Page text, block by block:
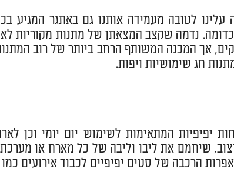
עלינו לטובה מעמידה אותנו גם באתגר
נדמה שקצב המצאתן של מתנות מקוריות
אך המכנה המשותף הרחב ביותר של רוב
חג שימושיות ויפות.
יפיפיות המתאימות לשימוש יום יומי וכן
שיחמם את ליבו וליבה של כל מארח או
הרכבה של סטים יפיפיים לכבוד אירועים